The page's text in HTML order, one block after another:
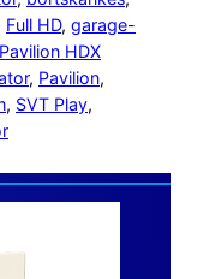
Full HD, garage-
HDX
, Pavilion
, SVT Play